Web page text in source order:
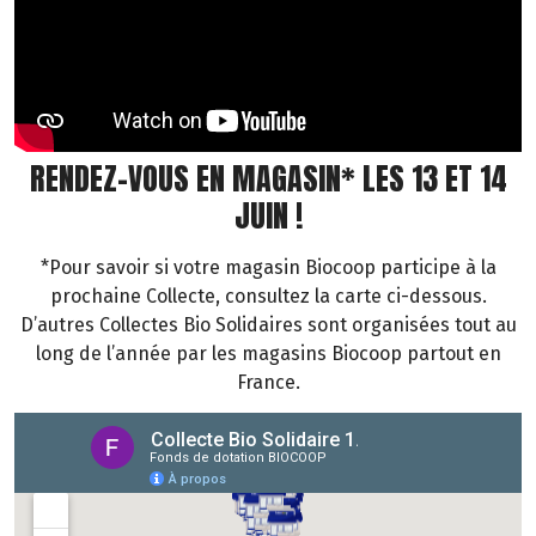
RENDEZ-VOUS EN MAGASIN* LES 13 ET 14
JUIN !
*Pour savoir si votre magasin Biocoop participe à la
prochaine Collecte, consultez la carte ci-dessous.
D’autres Collectes Bio Solidaires sont organisées tout au
long de l’année par les magasins Biocoop partout en
France.